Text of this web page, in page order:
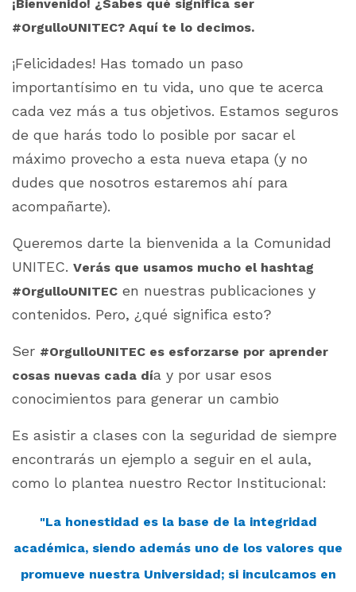
¡Bienvenido! ¿Sabes qué significa ser
#OrgulloUNITEC? Aquí te lo decimos.
¡Felicidades! Has tomado un paso
importantísimo en tu vida, uno que te acerca
cada vez más a tus objetivos. Estamos seguros
de que harás todo lo posible por sacar el
máximo provecho a esta nueva etapa (y no
dudes que nosotros estaremos ahí para
acompañarte).
Queremos darte la bienvenida a la Comunidad
UNITEC. Verás que usamos mucho el hashtag
#OrgulloUNITEC en nuestras publicaciones y
contenidos. Pero, ¿qué significa esto?
Ser #OrgulloUNITEC es esforzarse por aprender
cosas nuevas cada día y por usar esos
conocimientos para generar un cambio
Es asistir a clases con la seguridad de siempre
encontrarás un ejemplo a seguir en el aula,
como lo plantea nuestro Rector Institucional:
"La honestidad es la base de la integridad
académica, siendo además uno de los valores que
promueve nuestra Universidad; si inculcamos en